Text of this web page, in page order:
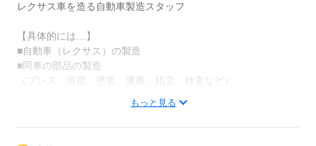
寮費無料なのはとても嬉しいポイント。
いつも支払っていた毎月5万円ほどの家賃を
貯金にまわせます。
そして、毎日の出費が地味に痛い食事。
レクサス車を造る自動車製造スタッフ
【具体的には…】
■自動車（レクサス）の製造
■同車の部品の製造
（プレス、溶接、塗装、運搬、組立、検査など）
工程ごとに様々な仕事がありますが、未経験の方でも大丈夫！
1週間の研修や、職場に配属されてからも
もっと見る